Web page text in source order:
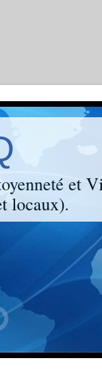
et
locaux).